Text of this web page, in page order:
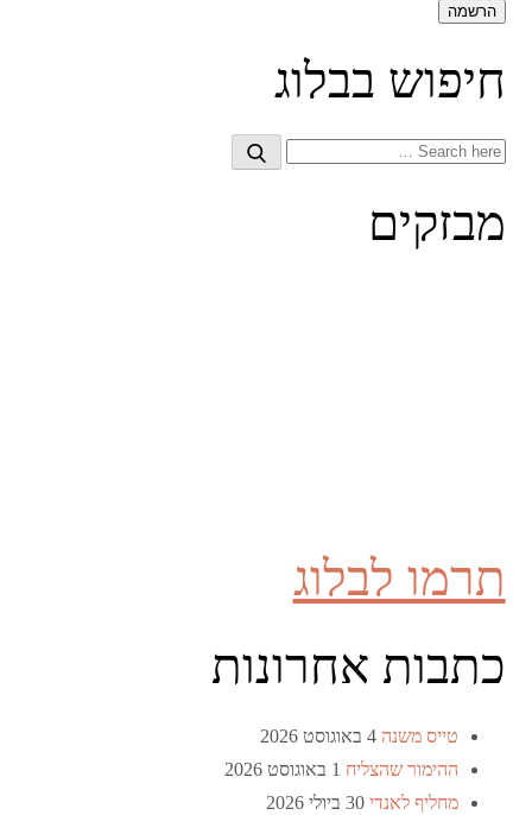
חיפוש בבלוג
Search
Search
מבזקים
תרמו לבלוג
כתבות אחרונות
טייס משנה 4 באוגוסט 2026
ההימור שהצליח 1 באוגוסט 2026
מחליף לאנדי 30 ביולי 2026